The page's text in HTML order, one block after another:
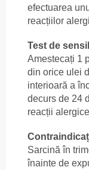
efectuarea
reacțiilor
Test de
Amestecați 1
din orice ulei
interioară a
decurs de 24
reacții
Sarcină în
înainte de